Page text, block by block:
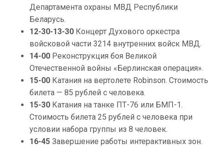
Департамента охраны МВД Республики
Беларусь.
12-30-13-30 Концерт Духового оркестра
войсковой части 3214 внутренних войск МВД.
14-00 Реконструкция боя Великой
Отечественной войны «Берлинская операция».
15-00 Катания на вертолете Robinson. Стоимость
билета — 85 рублей с человека.
15-30 Катания на танке ПТ-76 или БМП-1.
Стоимость билета 25 рублей с человека при
условии набора группы из 8 человек.
16-45 Завершение работы интерактивных зон.